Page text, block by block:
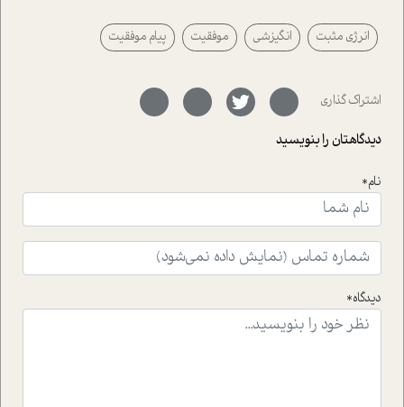
پیرامون آن آشنا می کند.در بخش دو فنجان داغ به سراغ افرادی
رفته ایم که موفقیت را در عمل به اثبات رسانده اند؛ سید
حمیدرضا محتشمی که بیست و پنجمین سال فعالیت حرفه
سر نهاده است و نیز کرامت عزیز زاده؛ سفیر صلح و دوستی که
با رکاب زدن در بیش از هفتاد کشور و کاشتن درخت، به نماد
حمایت از محیط زیست و منابع طبیعی تبدیل گشته
است.فصل روایت اجنبی ها در این شماره به دو موضوع
ای که به زندگی شگفت انگیز جین گودال و تاثیرات کاوش های
ایشان در حوزه ی شامپانزه ها بر زندگی امروزی ما نگاهی
افکنده است.فصل اتاق 333 شما را پای صحبت یک تجربه ی
واقعی در ارتباط با اختلال شخصیت اسکزوئید و مشکلات و نیز
راهکارهای حل آن قرار می دهد که در اتاق درمان اتفاق افتاده
موثرترین راهکارهای استفاده از هوش مصنوعی در حوزه های
انرژی مثبت انگیزشی موفقیت پیام موفقیت
اشتراک گذاری
دیدگاهتان را بنویسید
نام*
دیدگاه*